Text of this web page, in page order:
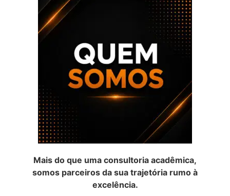
Mais do que uma consultoria acadêmica,
somos parceiros da sua trajetória rumo à
excelência.